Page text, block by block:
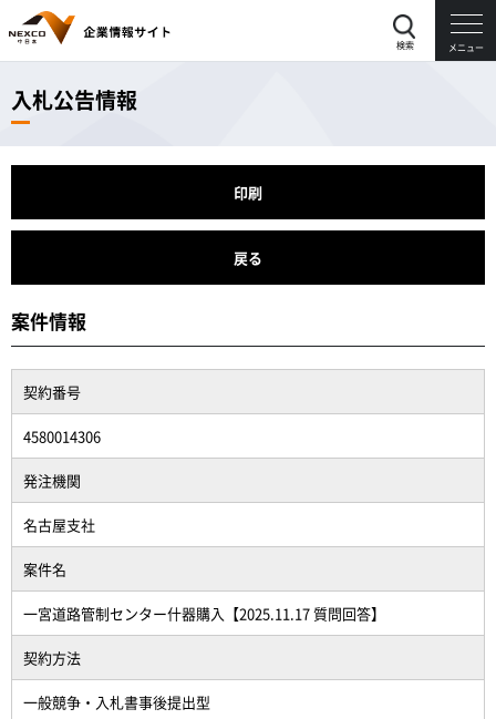
検索 メニュー
入札公告情報
印刷
戻る
案件情報
契約番号
4580014306
発注機関
名古屋支社
案件名
一宮道路管制センター什器購入【2025.11.17 質問回答】
契約方法
一般競争・入札書事後提出型